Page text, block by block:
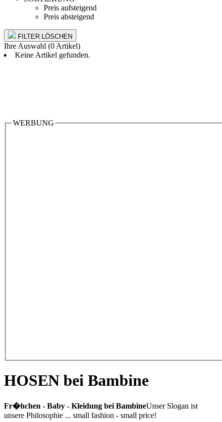
Preis aufsteigend
Preis absteigend
FILTER LÖSCHEN
Ihre Auswahl (0 Artikel)
Keine Artikel gefunden.
WERBUNG
HOSEN bei Bambine
Fr�hchen - Baby - Kleidung bei BambineUnser Slogan ist
unsere Philosophie ... small fashion - small price!